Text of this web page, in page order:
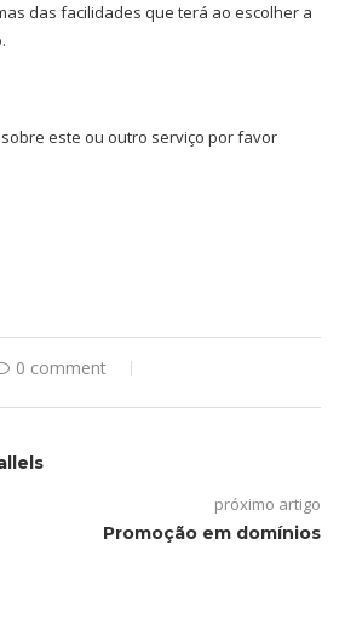
das facilidades que terá ao escolher a
este ou outro serviço por favor
0 comment
próximo artigo
Promoção em domínios